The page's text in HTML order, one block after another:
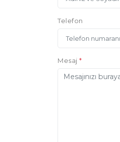
Telefon
Mesaj*